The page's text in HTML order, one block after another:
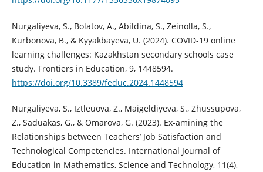
Nurgaliyeva, S., Bolatov, A., Abildina, S., Zeinolla, S.,
Kurbonova, B., & Kyyakbayeva, U. (2024). COVID-19 online
learning challenges: Kazakhstan secondary schools case
study. Frontiers in Education, 9, 1448594.
https://doi.org/10.3389/feduc.2024.1448594
Nurgaliyeva, S., Iztleuova, Z., Maigeldiyeva, S., Zhussupova,
Z., Saduakas, G., & Omarova, G. (2023). Ex-amining the
Relationships between Teachers’ Job Satisfaction and
Technological Competencies. International Journal of
Education in Mathematics, Science and Technology, 11(4),